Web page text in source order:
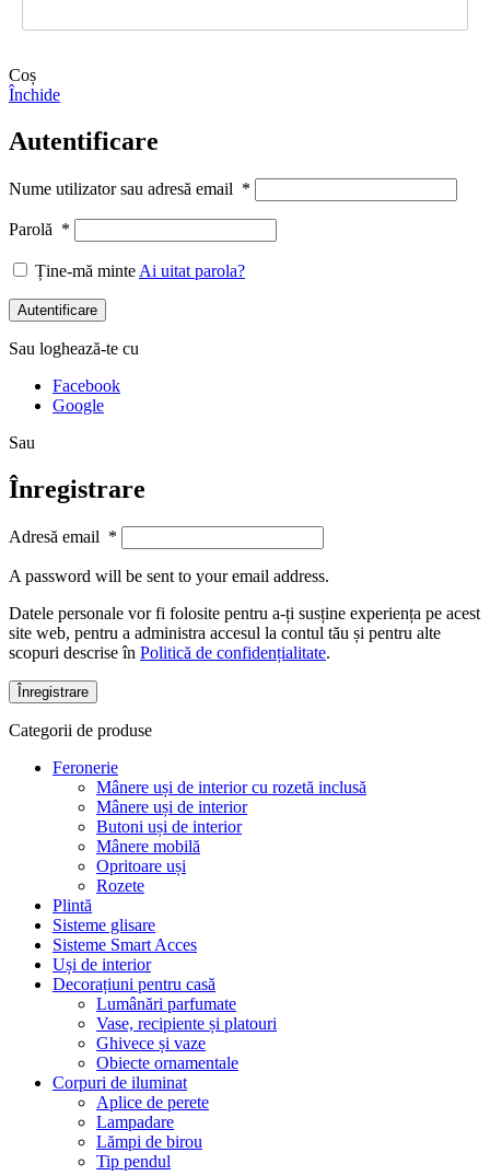
Coș
Închide
Autentificare
Nume utilizator sau adresă email *
Parolă *
Ține-mă minte Ai uitat parola?
Autentificare
Sau loghează-te cu
Facebook
Google
Sau
Înregistrare
Adresă email *
A password will be sent to your email address.
Datele personale vor fi folosite pentru a-ți susține experiența pe acest
site web, pentru a administra accesul la contul tău și pentru alte
scopuri descrise în Politică de confidențialitate.
Înregistrare
Categorii de produse
Feronerie
Mânere uși de interior cu rozetă inclusă
Mânere uși de interior
Butoni uși de interior
Mânere mobilă
Opritoare uși
Rozete
Plintă
Sisteme glisare
Sisteme Smart Acces
Uși de interior
Decorațiuni pentru casă
Lumânări parfumate
Vase, recipiente și platouri
Ghivece și vaze
Obiecte ornamentale
Corpuri de iluminat
Aplice de perete
Lampadare
Lămpi de birou
Tip pendul